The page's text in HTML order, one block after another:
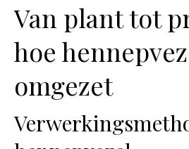
Van plant tot
hoe
omgezet